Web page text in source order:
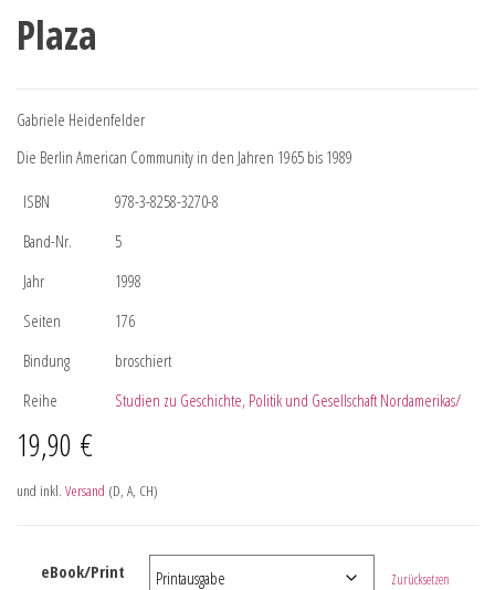
Plaza
Gabriele Heidenfelder
Die Berlin American Community in den Jahren 1965 bis 1989
ISBN
978-3-8258-3270-8
Band-Nr.
5
Jahr
1998
Seiten
176
Bindung
broschiert
Reihe
Studien zu Geschichte, Politik und Gesellschaft Nordamerikas/
19,90 €
und inkl. Versand (D, A, CH)
eBook/Print Zurücksetzen